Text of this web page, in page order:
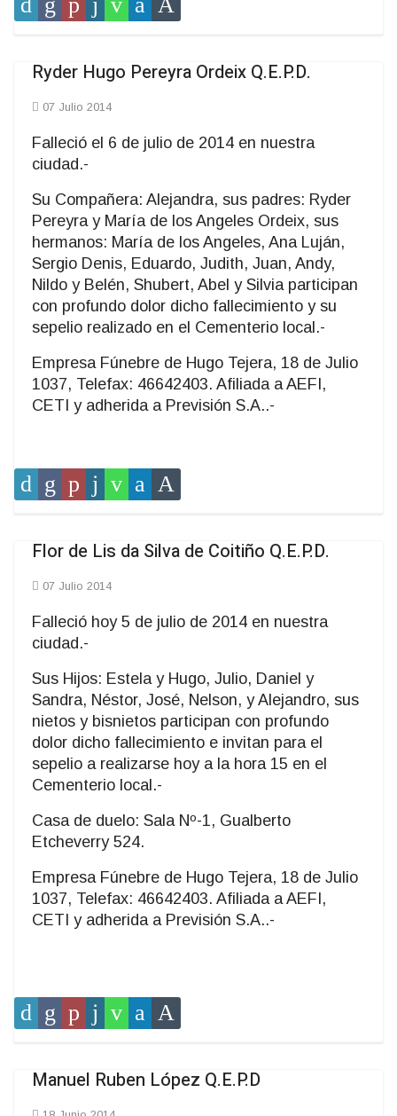
Ryder Hugo Pereyra Ordeix Q.E.P.D.
07 Julio 2014
Falleció el 6 de julio de 2014 en nuestra
ciudad.-
Su Compañera: Alejandra, sus padres: Ryder
Pereyra y María de los Angeles Ordeix, sus
hermanos: María de los Angeles, Ana Luján,
Sergio Denis, Eduardo, Judith, Juan, Andy,
Nildo y Belén, Shubert, Abel y Silvia participan
con profundo dolor dicho fallecimiento y su
sepelio realizado en el Cementerio local.-
Empresa Fúnebre de Hugo Tejera, 18 de Julio
1037, Telefax: 46642403. Afiliada a AEFI,
CETI y adherida a Previsión S.A..-
Flor de Lis da Silva de Coitiño Q.E.P.D.
07 Julio 2014
Falleció hoy 5 de julio de 2014 en nuestra
ciudad.-
Sus Hijos: Estela y Hugo, Julio, Daniel y
Sandra, Néstor, José, Nelson, y Alejandro, sus
nietos y bisnietos participan con profundo
dolor dicho fallecimiento e invitan para el
sepelio a realizarse hoy a la hora 15 en el
Cementerio local.-
Casa de duelo: Sala Nº-1, Gualberto
Etcheverry 524.
Empresa Fúnebre de Hugo Tejera, 18 de Julio
1037, Telefax: 46642403. Afiliada a AEFI,
CETI y adherida a Previsión S.A..-
Manuel Ruben López Q.E.P.D